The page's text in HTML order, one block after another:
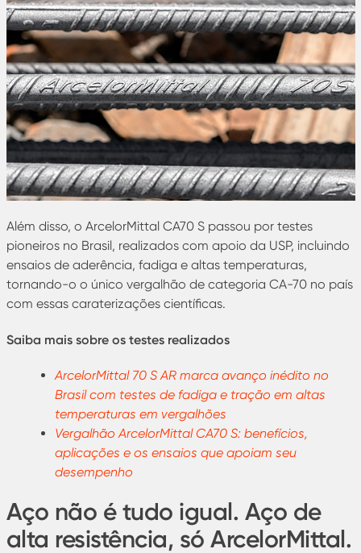
Além disso, o ArcelorMittal CA70 S passou por testes
pioneiros no Brasil, realizados com apoio da USP, incluindo
ensaios de aderência, fadiga e altas temperaturas,
tornando-o o único vergalhão de categoria CA-70 no país
com essas caraterizações científicas.
Saiba mais sobre os testes realizados
ArcelorMittal 70 S AR marca avanço inédito no
Brasil com testes de fadiga e tração em altas
temperaturas em vergalhões
Vergalhão ArcelorMittal CA70 S: benefícios,
aplicações e os ensaios que apoiam seu
desempenho
Aço não é tudo igual. Aço de
alta resistência, só ArcelorMittal.